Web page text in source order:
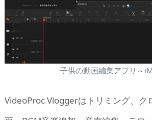
子供の動画編集アプリ～
VideoProc Vloggerはトリミング、ク